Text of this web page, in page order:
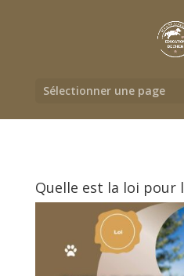
Sélectionner une page
Quelle est la loi pour